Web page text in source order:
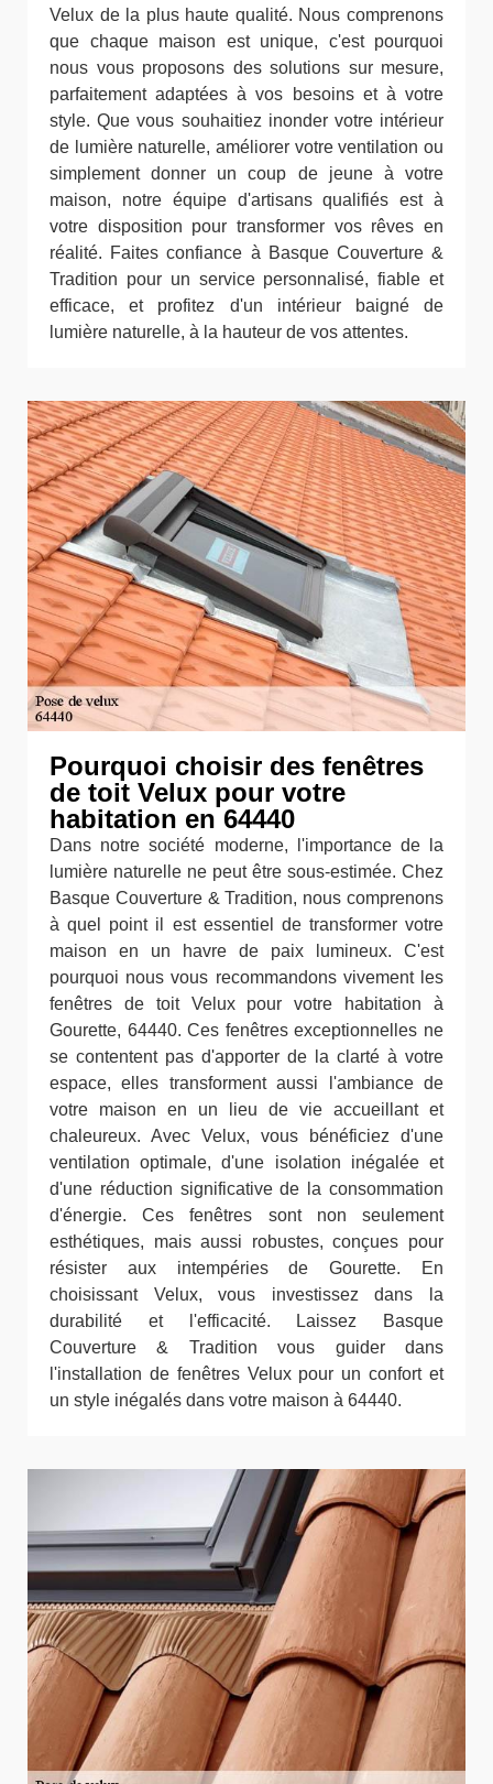
Velux de la plus haute qualité. Nous comprenons
que chaque maison est unique, c'est pourquoi
nous vous proposons des solutions sur mesure,
parfaitement adaptées à vos besoins et à votre
style. Que vous souhaitiez inonder votre intérieur
de lumière naturelle, améliorer votre ventilation ou
simplement donner un coup de jeune à votre
maison, notre équipe d'artisans qualifiés est à
votre disposition pour transformer vos rêves en
réalité. Faites confiance à Basque Couverture &
Tradition pour un service personnalisé, fiable et
efficace, et profitez d'un intérieur baigné de
lumière naturelle, à la hauteur de vos attentes.
Pourquoi choisir des fenêtres
de toit Velux pour votre
habitation en 64440
Dans notre société moderne, l'importance de la
lumière naturelle ne peut être sous-estimée. Chez
Basque Couverture & Tradition, nous comprenons
à quel point il est essentiel de transformer votre
maison en un havre de paix lumineux. C'est
pourquoi nous vous recommandons vivement les
fenêtres de toit Velux pour votre habitation à
Gourette, 64440. Ces fenêtres exceptionnelles ne
se contentent pas d'apporter de la clarté à votre
espace, elles transforment aussi l'ambiance de
votre maison en un lieu de vie accueillant et
chaleureux. Avec Velux, vous bénéficiez d'une
ventilation optimale, d'une isolation inégalée et
d'une réduction significative de la consommation
d'énergie. Ces fenêtres sont non seulement
esthétiques, mais aussi robustes, conçues pour
résister aux intempéries de Gourette. En
choisissant Velux, vous investissez dans la
durabilité et l'efficacité. Laissez Basque
Couverture & Tradition vous guider dans
l'installation de fenêtres Velux pour un confort et
un style inégalés dans votre maison à 64440.